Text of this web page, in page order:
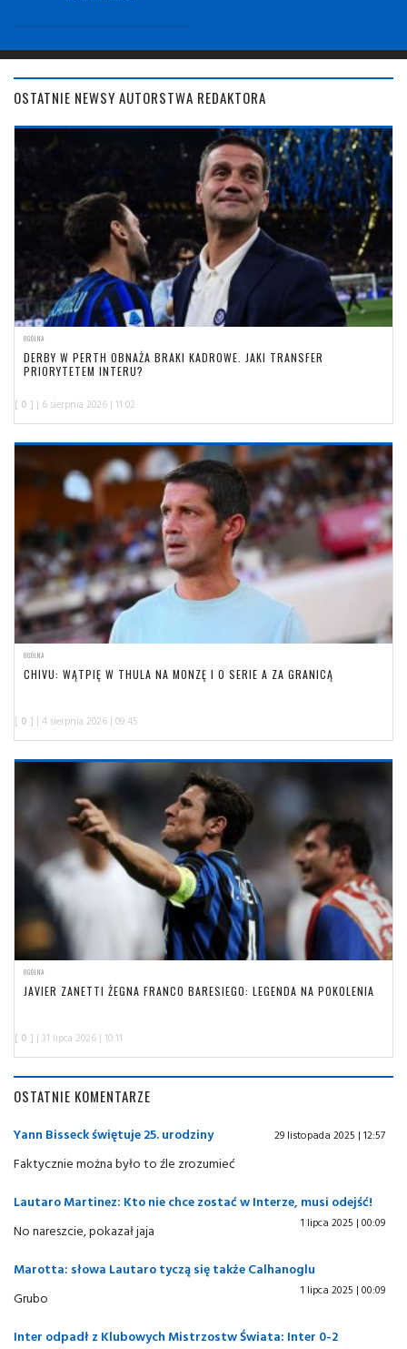
OSTATNIE NEWSY AUTORSTWA REDAKTORA
OGÓLNA
DERBY W PERTH OBNAŻA BRAKI KADROWE. JAKI TRANSFER
PRIORYTETEM INTERU?
[ 0 ] | 6 sierpnia 2026 | 11:02
OGÓLNA
CHIVU: WĄTPIĘ W THULA NA MONZĘ I O SERIE A ZA GRANICĄ
[ 0 ] | 4 sierpnia 2026 | 09:45
OGÓLNA
JAVIER ZANETTI ŻEGNA FRANCO BARESIEGO: LEGENDA NA POKOLENIA
[ 0 ] | 31 lipca 2026 | 10:11
OSTATNIE KOMENTARZE
Yann Bisseck świętuje 25. urodziny 29 listopada 2025 | 12:57
Faktycznie można było to źle zrozumieć
Lautaro Martinez: Kto nie chce zostać w Interze, musi odejść!
1 lipca 2025 | 00:09
No nareszcie, pokazał jaja
Marotta: słowa Lautaro tyczą się także Calhanoglu
1 lipca 2025 | 00:09
Grubo
Inter odpadł z Klubowych Mistrzostw Świata: Inter 0-2